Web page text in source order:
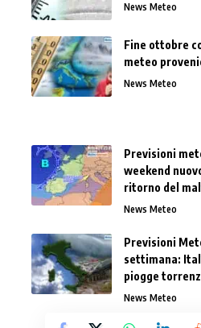
News Meteo
Fine ottobre
meteo
News Meteo
Previsioni
weekend
ritorno del
News Meteo
Previsioni
settimana:
piogge
News Meteo